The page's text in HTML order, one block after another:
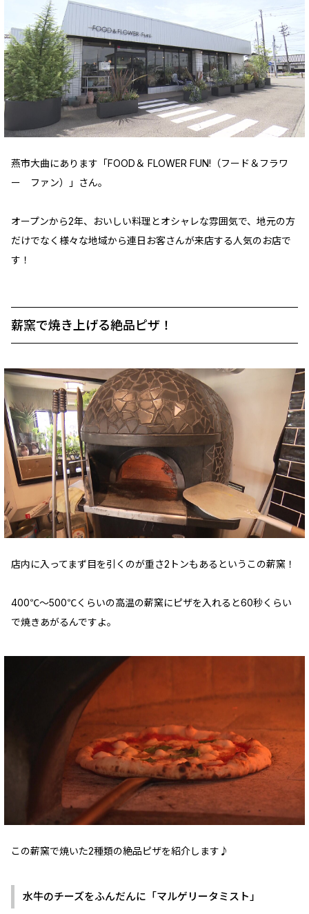
燕市大曲にあります「FOOD＆ FLOWER FUN!（フード＆フラワ
ー ファン）」さん。
オープンから2年、おいしい料理とオシャレな雰囲気で、地元の方
だけでなく様々な地域から連日お客さんが来店する人気のお店で
す！
薪窯で焼き上げる絶品ピザ！
店内に入ってまず目を引くのが重さ2トンもあるというこの薪窯！
400℃～500℃くらいの高温の薪窯にピザを入れると60秒くらい
で焼きあがるんですよ。
この薪窯で焼いた2種類の絶品ピザを紹介します♪
水牛のチーズをふんだんに「マルゲリータミスト」